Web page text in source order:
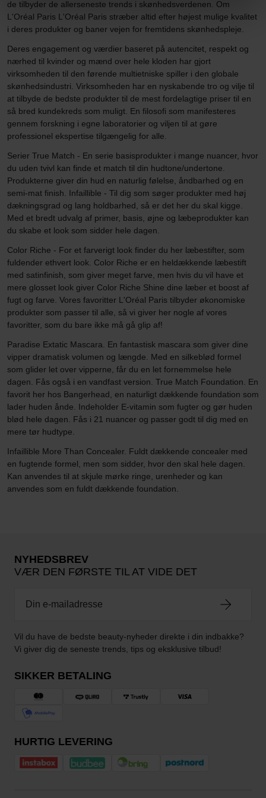
de tilbyder de allerseneste trends i skønhedsverdenen. Om
L'Oréal Paris L'Oréal Paris stræber altid efter højest mulige kvalitet
i deres produkter og baner vejen for fremtidens skønhedspleje.
Deres engagement og værdier baseret på autencitet, respekt og
nærhed til kvinder og mænd over hele kloden har gjort
virksomheden til den førende multietniske spiller i den globale
skønhedsindustri. Virksomheden har en nyskabende tro og vilje til
at tilbyde de bedste produkter til de mest fordelagtige priser til en
så bred kundekreds som muligt. En filosofi som manifesteres
gennem forskning i egne laboratorier og viljen til at gøre
professionel ekspertise tilgængelig for alle.
Serier True Match - En serie basisprodukter i mange nuancer, hvor
du uden tvivl kan finde et match til din hudtone/undertone.
Produkterne giver din hud en naturlig følelse, åndbarhed og en
semi-mat finish. Infaillible - Til dig som søger produkter med høj
dækningsgrad og lang holdbarhed, så er det her du skal kigge.
Med et bredt udvalg af primer, basis, øjne og læbeprodukter kan
du skabe et look som sidder hele dagen.
Color Riche - For et farverigt look finder du her læbestifter, som
fuldender ethvert look. Color Riche er en heldækkende læbestift
med satinfinish, som giver meget farve, men hvis du vil have et
mere glosset look giver Color Riche Shine dine læber et boost af
fugt og farve. Vores favoritter L'Oréal Paris tilbyder økonomiske
produkter som passer til alle, så vi giver her nogle af vores
favoritter, som du bare ikke må gå glip af!
Paradise Extatic Mascara. En fantastisk mascara som giver dine
vipper dramatisk volumen og længde. Med en silkeblød formel
som glider let over vipperne, får du en let fornemmelse hele
dagen. Fås også i en vandfast version. True Match Foundation. En
favorit her hos Bangerhead, en naturligt dækkende foundation som
lader huden ånde. Indeholder E-vitamin som fugter og gør huden
blød hele dagen. Fås i 21 nuancer og passer godt til dig med en
mere tør hudtype.
Infaillible More Than Concealer. Fuldt dækkende concealer med
en fugtende formel, men som sidder, hvor den skal hele dagen.
Kan anvendes til at skjule mørke ringe, urenheder og kan
anvendes som en fuldt dækkende foundation.
NYHEDSBREV
VÆR DEN FØRSTE TIL AT VIDE DET
Vil du have de bedste beauty-nyheder direkte i din indbakke?
Vi giver dig de seneste trends, tips og eksklusive tilbud!
SIKKER BETALING
HURTIG LEVERING